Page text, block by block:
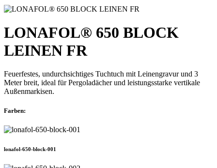
LONAFOL® 650 BLOCK
LEINEN FR
Feuerfestes, undurchsichtiges Tuchtuch mit Leinengravur und 3
Meter breit, ideal für Pergoladächer und leistungsstarke vertikale
Außenmarkisen.
Farben:
lonafol-650-block-001